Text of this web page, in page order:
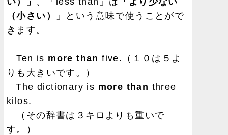
（小さい）」
という意味で使うことがで
きます。
Ten is more than five.（１０は５よ
りも大きいです。）
The dictionary is more than three
kilos.
（その辞書は３キロよりも重いで
す。）